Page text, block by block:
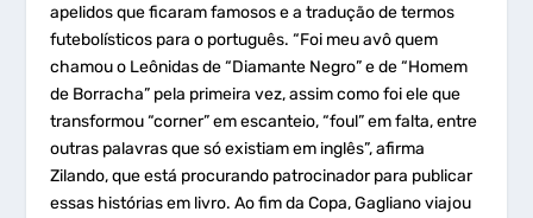
apelidos que ficaram famosos e a tradução de termos
futebolísticos para o português. “Foi meu avô quem
chamou o Leônidas de “Diamante Negro” e de “Homem
de Borracha” pela primeira vez, assim como foi ele que
transformou “corner” em escanteio, “foul” em falta, entre
outras palavras que só existiam em inglês”, afirma
Zilando, que está procurando patrocinador para publicar
essas histórias em livro. Ao fim da Copa, Gagliano viajou